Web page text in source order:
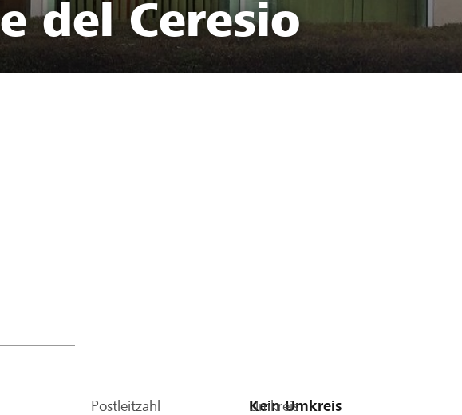
del Ceresio
Postleitzahl Umkreis